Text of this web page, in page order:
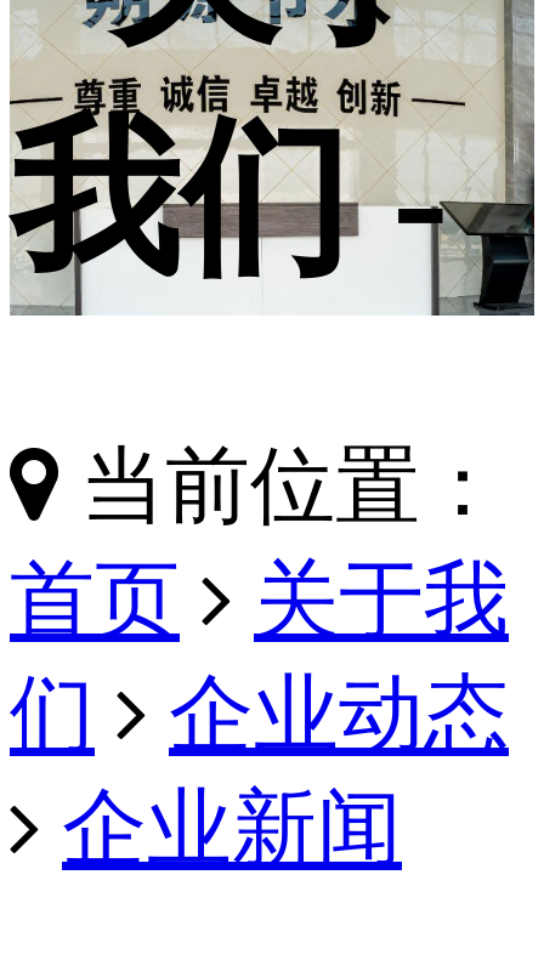
我们 -
当前位置：
首页
关于我
们
企业动态
企业新闻